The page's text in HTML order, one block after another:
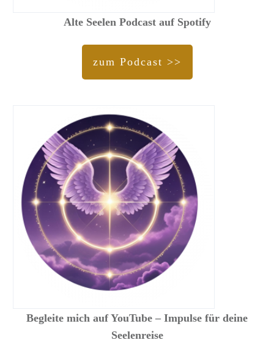
Alte Seelen Podcast auf Spotify
zum Podcast >>
Begleite mich auf YouTube – Impulse für deine
Seelenreise